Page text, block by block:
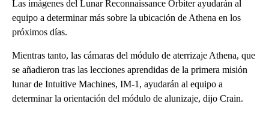
Las imágenes del Lunar Reconnaissance Orbiter ayudarán al
equipo a determinar más sobre la ubicación de Athena en los
próximos días.
Mientras tanto, las cámaras del módulo de aterrizaje Athena, que
se añadieron tras las lecciones aprendidas de la primera misión
lunar de Intuitive Machines, IM-1, ayudarán al equipo a
determinar la orientación del módulo de alunizaje, dijo Crain.